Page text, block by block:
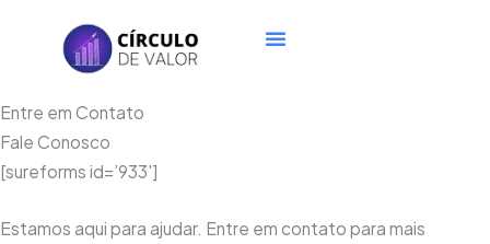
conteúdo
Menu
Entre em Contato
Fale Conosco
[sureforms id=’933′]
Estamos aqui para ajudar. Entre em contato para mais